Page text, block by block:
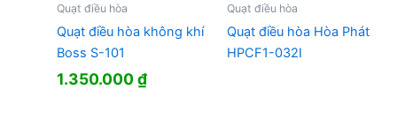
Quạt điều hòa
Quạt điều hòa không khí
Boss S-101
1.350.000₫
Quạt điều hòa
Quạt điều hòa Hòa Phát
HPCF1-032I